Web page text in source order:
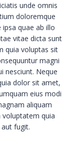
unde omnis
doloremque
quae ab illo
vitae dicta sunt
quia voluptas sit
magni
nesciunt. Neque
dolor sit amet,
eius modi
aliquam
quia
fugit.